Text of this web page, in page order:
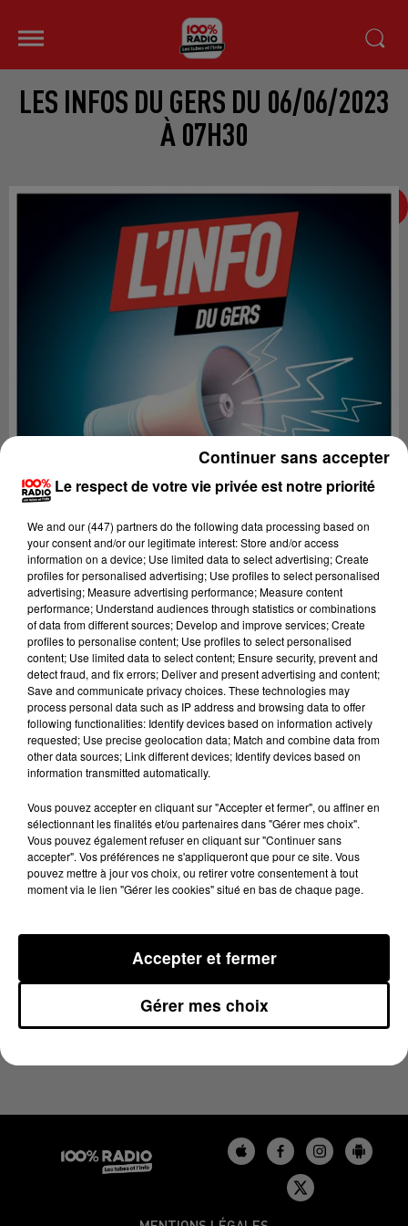
LES INFOS DU GERS DU 06/06/2023
À 07H30
Lecture (4 min 12 sec)
100%
6 juin 2023 - 4 min 12 sec
LES INFOS DU GERS DU 06/06/2023 À 07H30
Le respect de votre vie privée est notre priorité
We and our (447) partnersdo the following data processing based on
your consent and/or our legitimate interest: Store and/or access
information on a device; Use limited data to select advertising; Create
profiles for personalised advertising; Use profiles to select personalised
advertising; Measure advertising performance; Measure content
performance; Understand audiences through statistics or combinations
of data from different sources; Develop and improve services; Create
profiles to personalise content; Use profiles to select personalised
content; Use limited data to select content; Ensure security, prevent and
detect fraud, and fix errors; Deliver and present advertising and content;
Save and communicate privacy choices. These technologies may
process personal data such as IP address and browsing data to offer
following functionalities: Identify devices based on information actively
requested; Use precise geolocation data; Match and combine data from
other data sources; Link different devices; Identify devices based on
information transmitted automatically.
Vous pouvez accepter en cliquant sur "Accepter et fermer", ou affiner en
sélectionnant les finalités et/ou partenaires dans "Gérer mes choix".
Vous pouvez également refuser en cliquant sur "Continuer sans
accepter". Vos préférences ne s'appliqueront que pour ce site. Vous
pouvez mettre à jour vos choix, ou retirer votre consentement à tout
moment via le lien "Gérer les cookies" situé en bas de chaque page.
Gérer mes choix
Accepter et fermer
Continuer sans accepter